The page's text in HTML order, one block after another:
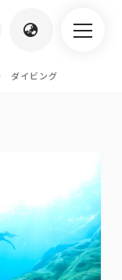
ダイビング